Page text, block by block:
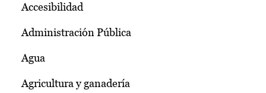
Accesibilidad
Administración Pública
Agua
Agricultura y ganadería